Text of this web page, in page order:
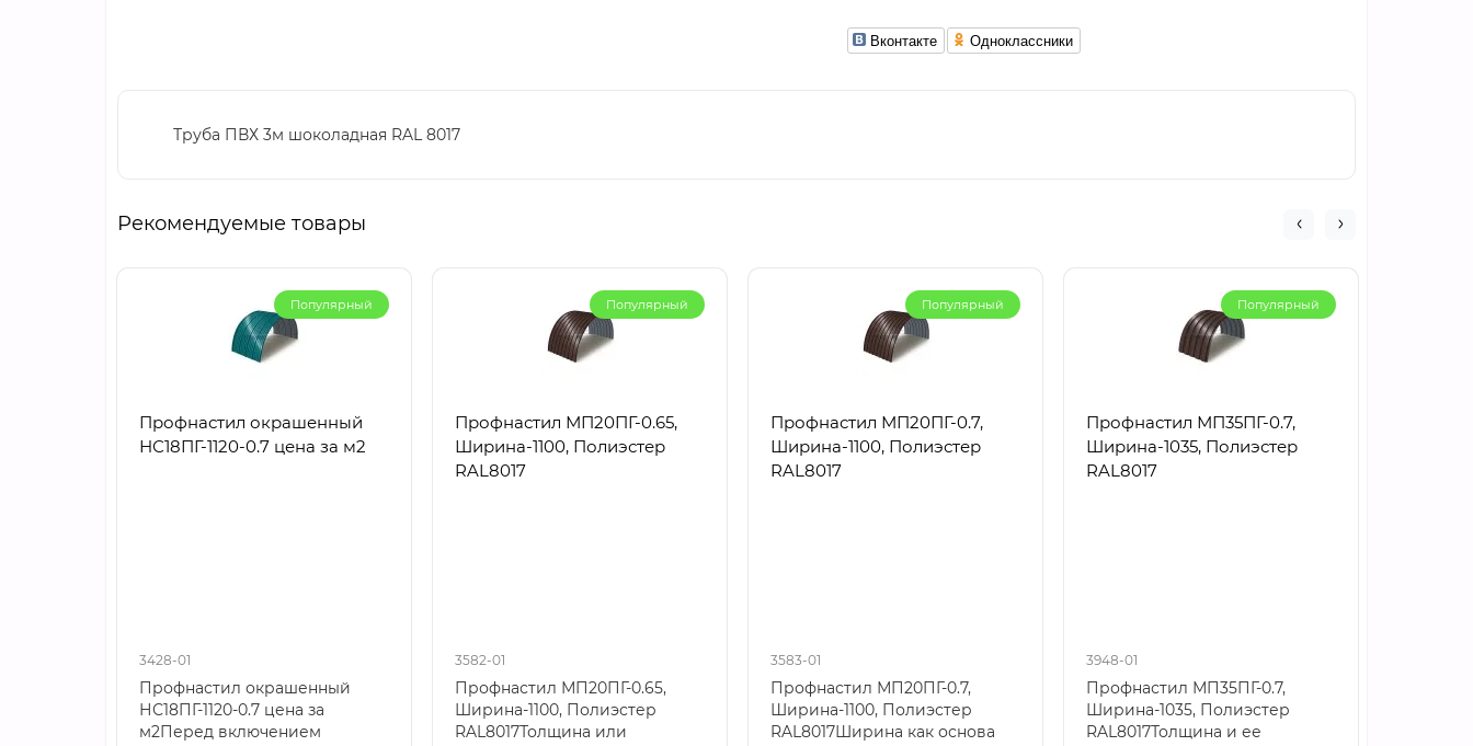
Вконтакте Одноклассники
Труба ПВХ 3м шоколадная RAL 8017
Рекомендуемые товары
Популярный
Профнастил окрашенный
НС18ПГ-1120-0.7 цена за м2
3428-01
Профнастил окрашенный
НС18ПГ-1120-0.7 цена за
м2Перед включением
Популярный
Профнастил МП20ПГ-0.65,
Ширина-1100, Полиэстер
RAL8017
3582-01
Профнастил МП20ПГ-0.65,
Ширина-1100, Полиэстер
RAL8017Толщина или
Популярный
Профнастил МП20ПГ-0.7,
Ширина-1100, Полиэстер
RAL8017
3583-01
Профнастил МП20ПГ-0.7,
Ширина-1100, Полиэстер
RAL8017Ширина как основа
Популярный
Профнастил МП35ПГ-0.7,
Ширина-1035, Полиэстер
RAL8017
3948-01
Профнастил МП35ПГ-0.7,
Ширина-1035, Полиэстер
RAL8017Толщина и ее